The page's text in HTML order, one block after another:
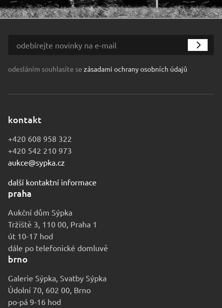
odesláním souhlasíte se zásadami ochrany osobních údajů
kontakt
+420 608 958 322
+420 542 210 973
aukce@sypka.cz
další kontaktní informace
praha
Aukční dům Sýpka
Tržiště 3, 110 00, Praha 1
út 10-17 hod
dále po telefonické domluvě
brno
Galerie Sýpka, Svatby Sýpka
Údolní 70, 602 00, Brno
po-pá 9-16 hod